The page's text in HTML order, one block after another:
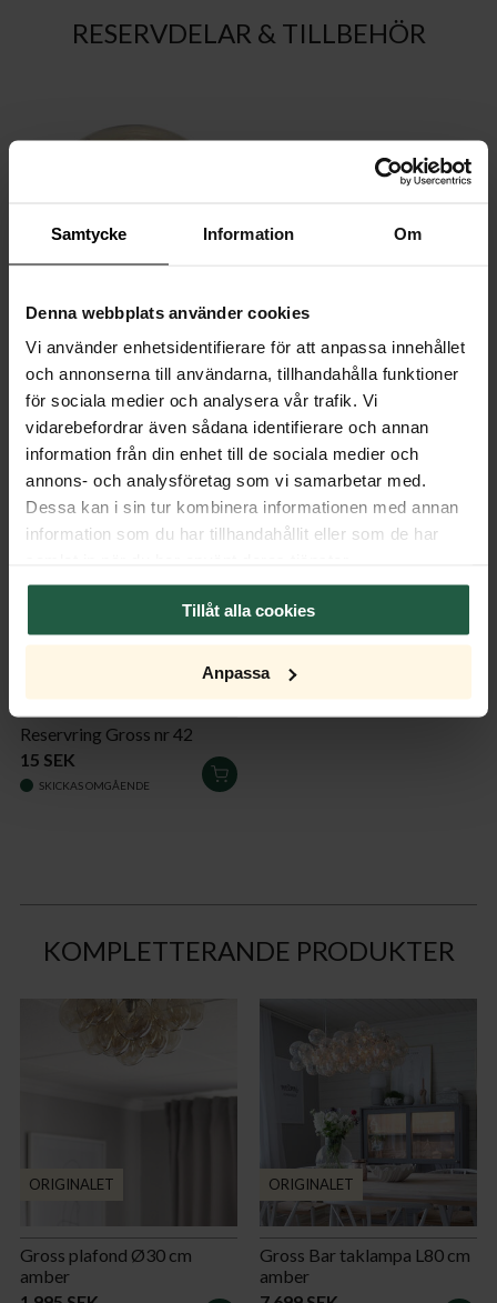
Samtycke Information Om
Denna webbplats använder cookies
Vi använder enhetsidentifierare för att anpassa innehållet
och annonserna till användarna, tillhandahålla funktioner
för sociala medier och analysera vår trafik. Vi
vidarebefordrar även sådana identifierare och annan
information från din enhet till de sociala medier och
annons- och analysföretag som vi samarbetar med.
Dessa kan i sin tur kombinera informationen med annan
information som du har tillhandahållit eller som de har
Tillåt alla cookies
Anpassa
RESERVDELAR & TILLBEHÖR
Reservglas Gross Ø10cm
(till 50+62+Bar+Bord)
Amber
229 SEK
LÄGG
VARUKORGEN
SKICKAS OMGÅENDE
FLER FÄRGER
Takkrok+skruv Gross
plafond 30+50cm/Splendor
Ø58cm Krom
90 SEK
SKICKAS OMGÅENDE
Reservring Gross nr 42
15 SEK
LÄGG
I
SKICKAS OMGÅENDE
KOMPLETTERANDE PRODUKTER
ORIGINALET
Gross plafond Ø30 cm
amber
ORIGINALET
Gross Bar taklampa L80 cm
amber